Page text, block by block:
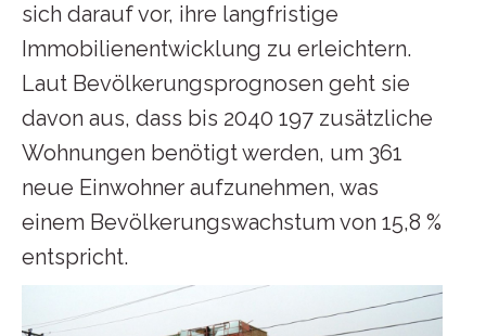
sich darauf vor, ihre langfristige
Immobilienentwicklung zu erleichtern.
Laut Bevölkerungsprognosen geht sie
davon aus, dass bis 2040 197 zusätzliche
Wohnungen benötigt werden, um 361
neue Einwohner aufzunehmen, was
einem Bevölkerungswachstum von 15,8 %
entspricht.